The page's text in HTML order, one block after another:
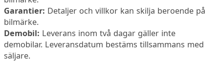
Garantier: Detaljer och villkor kan skilja beroende på
bilmärke.
Demobil: Leverans inom två dagar gäller inte
demobilar. Leveransdatum bestäms tillsammans med
säljare.